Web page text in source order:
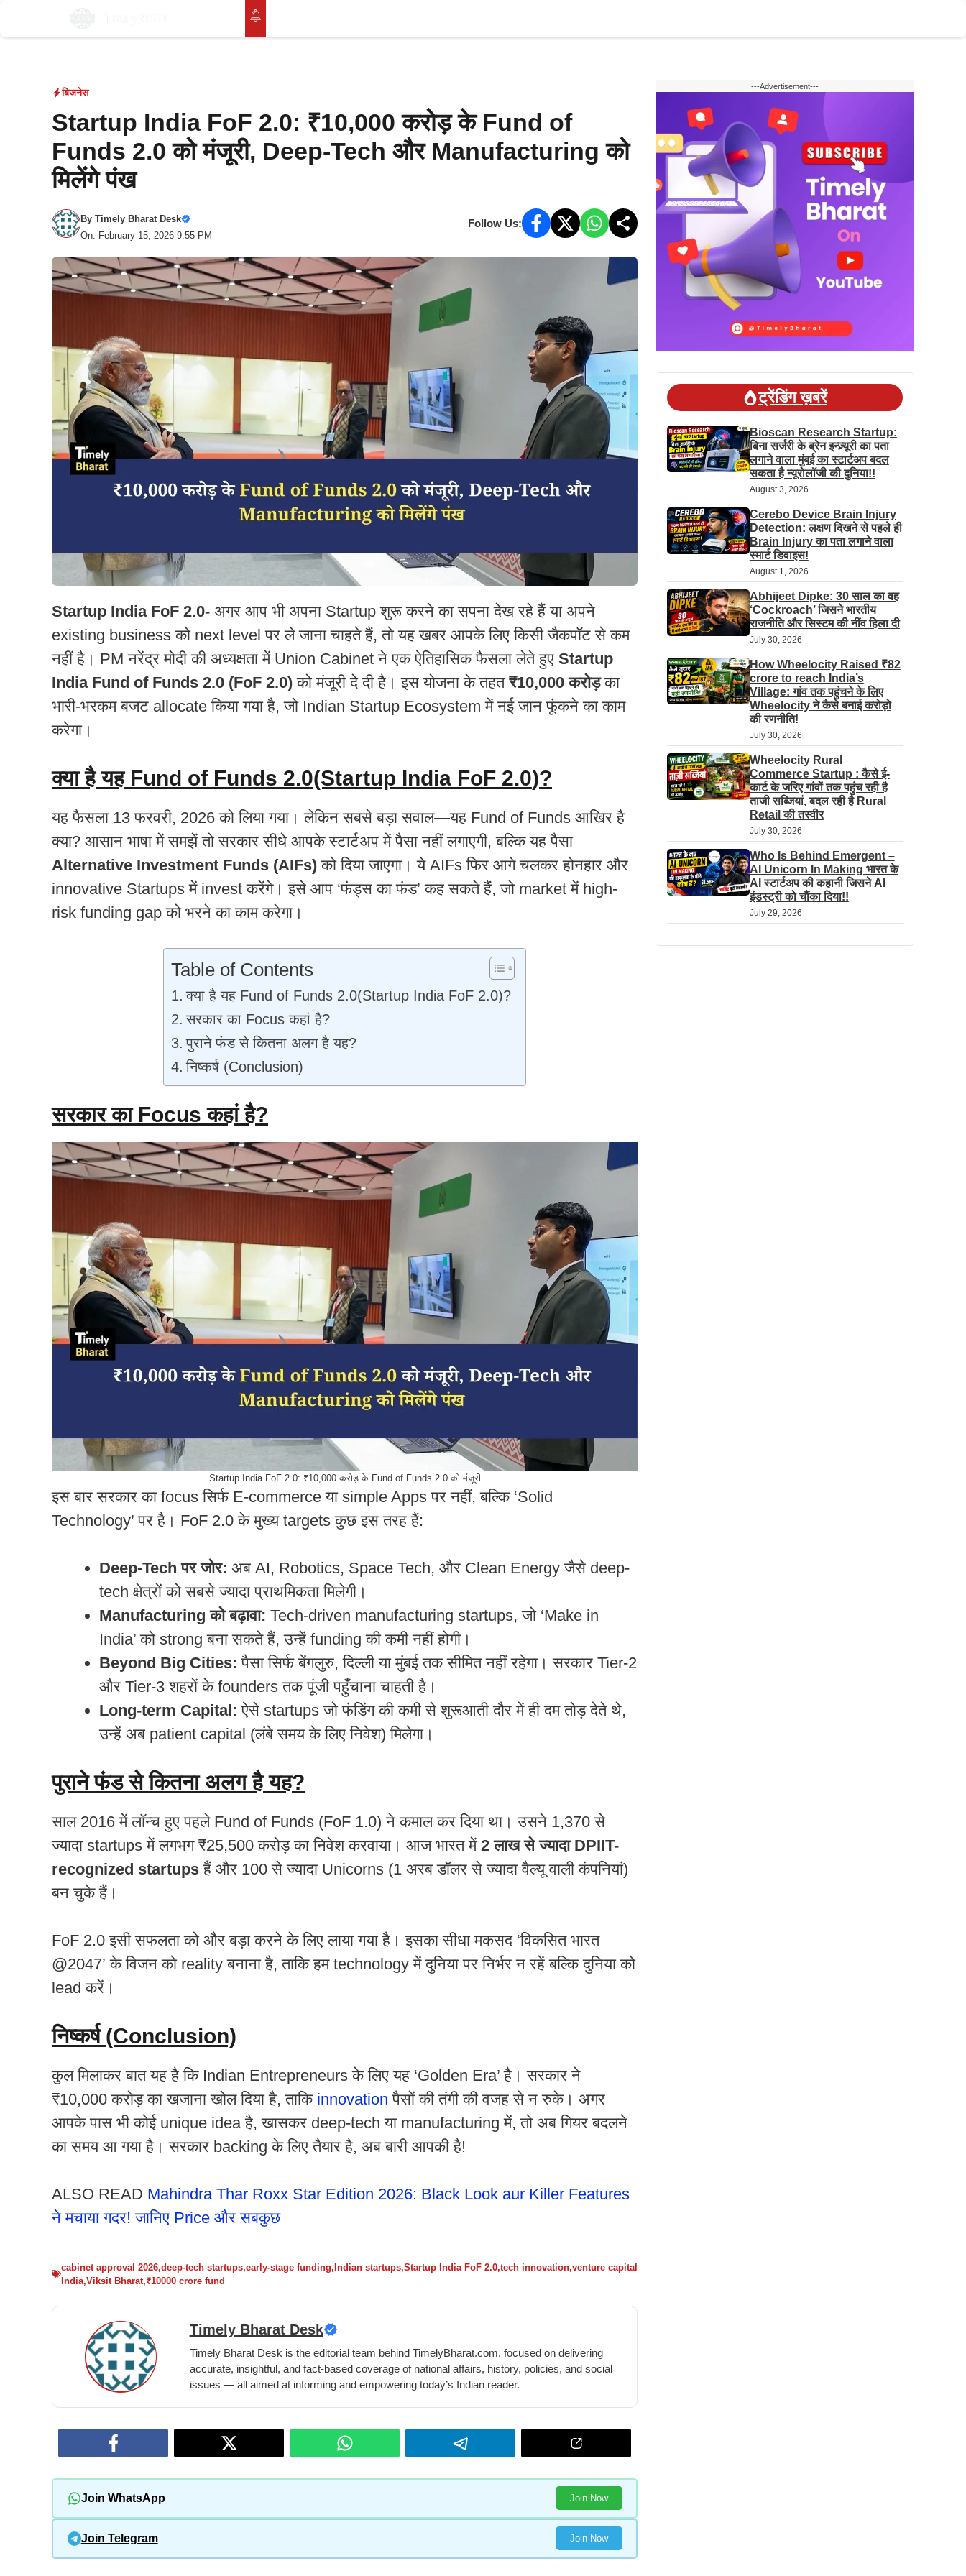
to
बिजनेस
Startup India FoF 2.0: ₹10,000 करोड़ के Fund of
Funds 2.0 को मंजूरी, Deep-Tech और Manufacturing को
मिलेंगे पंख
By Timely Bharat Desk
On: February 15, 2026 9:55 PM
Follow Us:
Startup India FoF 2.0- अगर आप भी अपना Startup शुरू करने का सपना देख रहे हैं या अपने
existing business को next level पर ले जाना चाहते हैं, तो यह खबर आपके लिए किसी जैकपॉट से कम
नहीं है। PM नरेंद्र मोदी की अध्यक्षता में Union Cabinet ने एक ऐतिहासिक फैसला लेते हुए Startup
India Fund of Funds 2.0 (FoF 2.0) को मंजूरी दे दी है। इस योजना के तहत ₹10,000 करोड़का
भारी-भरकम बजट allocate किया गया है, जो Indian Startup Ecosystem में नई जान फूंकने का काम
करेगा।
क्या है यह Fund of Funds 2.0(Startup India FoF 2.0)?
यह फैसला 13 फरवरी, 2026 को लिया गया। लेकिन सबसे बड़ा सवाल—यह Fund of Funds आखिर है
क्या? आसान भाषा में समझें तो सरकार सीधे आपके स्टार्टअप में पैसा नहीं लगाएगी, बल्कि यह पैसा
Alternative Investment Funds (AIFs) को दिया जाएगा। ये AIFs फिर आगे चलकर होनहार और
innovative Startups में invest करेंगे। इसे आप ‘फंड्स का फंड’ कह सकते हैं, जो market में high-
risk funding gap को भरने का काम करेगा।
Table of Contents
क्या है यह Fund of Funds 2.0(Startup India FoF 2.0)?
सरकार का Focus कहां है?
पुराने फंड से कितना अलग है यह?
निष्कर्ष (Conclusion)
सरकार का Focus कहां है?
Startup India FoF 2.0: ₹10,000 करोड़ के Fund of Funds 2.0 को मंजूरी
इस बार सरकार का focus सिर्फ E-commerce या simple Apps पर नहीं, बल्कि ‘Solid
Technology’ पर है। FoF 2.0 के मुख्य targets कुछ इस तरह हैं:
Deep-Tech पर जोर: अब AI, Robotics, Space Tech, और Clean Energy जैसे deep-
tech क्षेत्रों को सबसे ज्यादा प्राथमिकता मिलेगी।
Manufacturing को बढ़ावा: Tech-driven manufacturing startups, जो ‘Make in
India’ को strong बना सकते हैं, उन्हें funding की कमी नहीं होगी।
Beyond Big Cities: पैसा सिर्फ बेंगलुरु, दिल्ली या मुंबई तक सीमित नहीं रहेगा। सरकार Tier-2
और Tier-3 शहरों के founders तक पूंजी पहुँचाना चाहती है।
Long-term Capital: ऐसे startups जो फंडिंग की कमी से शुरूआती दौर में ही दम तोड़ देते थे,
उन्हें अब patient capital (लंबे समय के लिए निवेश) मिलेगा।
पुराने फंड से कितना अलग है यह?
साल 2016 में लॉन्च हुए पहले Fund of Funds (FoF 1.0) ने कमाल कर दिया था। उसने 1,370 से
ज्यादा startups में लगभग ₹25,500 करोड़ का निवेश करवाया। आज भारत में 2 लाख से ज्यादा DPIIT-
recognized startups हैं और 100 से ज्यादा Unicorns (1 अरब डॉलर से ज्यादा वैल्यू वाली कंपनियां)
बन चुके हैं।
FoF 2.0 इसी सफलता को और बड़ा करने के लिए लाया गया है। इसका सीधा मकसद ‘विकसित भारत
@2047’ के विजन को reality बनाना है, ताकि हम technology में दुनिया पर निर्भर न रहें बल्कि दुनिया को
lead करें।
निष्कर्ष (Conclusion)
कुल मिलाकर बात यह है कि Indian Entrepreneurs के लिए यह ‘Golden Era’ है। सरकार ने
₹10,000 करोड़ का खजाना खोल दिया है, ताकि innovationपैसों की तंगी की वजह से न रुके। अगर
आपके पास भी कोई unique idea है, खासकर deep-tech या manufacturing में, तो अब गियर बदलने
का समय आ गया है। सरकार backing के लिए तैयार है, अब बारी आपकी है!
ALSO READ Mahindra Thar Roxx Star Edition 2026: Black Look aur Killer Features
ने मचाया गदर! जानिए Price और सबकुछ
cabinet approval 2026,deep-tech startups,early-stage funding, Indian startups,Startup India FoF 2.0,tech innovation,venture capital
India,Viksit Bharat,₹10000 crore fund
Timely Bharat Desk
Timely Bharat Desk is the editorial team behind TimelyBharat.com, focused on delivering
accurate, insightful, and fact-based coverage of national affairs, history, policies, and social
issues — all aimed at informing and empowering today’s Indian reader.
Join WhatsApp Join Now
Join Telegram Join Now
---Advertisement---
ट्रेंडिंग ख़बरें
Bioscan Research Startup:
बिना सर्जरी के ब्रेन इन्ज़्यूरी का पता
लगाने वाला मुंबई का स्टार्टअप बदल
सकता है न्यूरोलॉजी की दुनिया!!
August 3, 2026
Cerebo Device Brain Injury
Detection: लक्षण दिखने से पहले ही
Brain Injury का पता लगाने वाला
स्मार्ट डिवाइस!
August 1, 2026
Abhijeet Dipke: 30 साल का वह
‘Cockroach’ जिसने भारतीय
राजनीति और सिस्टम की नींव हिला दी
July 30, 2026
How Wheelocity Raised ₹82
crore to reach India’s
Village: गांव तक पहुंचने के लिए
Wheelocity ने कैसे बनाई करोड़ो
की रणनीति!
July 30, 2026
Wheelocity Rural
Commerce Startup : कैसे ई-
कार्ट के जरिए गांवों तक पहुंच रही है
ताजी सब्जियां, बदल रही है Rural
Retail की तस्वीर
July 30, 2026
Who Is Behind Emergent –
AI Unicorn In Making भारत के
AI स्टार्टअप की कहानी जिसने AI
इंडस्ट्री को चौंका दिया!!
July 29, 2026